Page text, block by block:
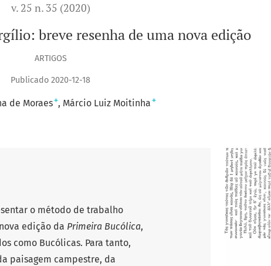
v. 25 n. 35 (2020)
breve resenha de uma nova edição
ARTIGOS
Publicado 2020-12-18
de Moraes+ Márcio Luiz Moitinha +
o método de trabalho
edição da Primeira Bucólica,
como Bucólicas. Para tanto,
paisagem campestre, da